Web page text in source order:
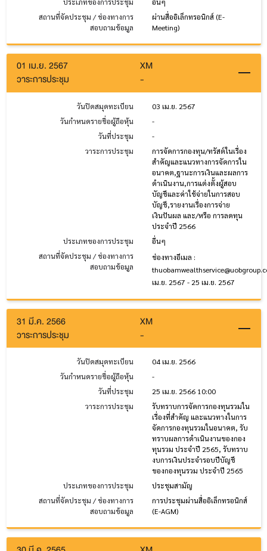
สถานที่จัดประชุม / ช่องทางการ
สอบถามข้อมูล
ผ่านสื่ออิเล็กทรอนิกส์ (E-
Meeting)
01 เม.ย. 2567
XM
วาระการประชุม
-
วันปิดสมุดทะเบียน
03 เม.ย. 2567
วันกำหนดรายชื่อผู้ถือหุ้น
-
วันที่ประชุม
-
วาระการประชุม
การจัดการกองทุน/ทรัสต์ในเรื่อง
สำคัญและแนวทางการจัดการใน
อนาคต,ฐานะการเงินและผลการ
ดำเนินงาน,การแต่งตั้งผู้สอบ
บัญชีและค่าใช้จ่ายในการสอบ
บัญชี,รายงานเรื่องการจ่าย
เงินปันผล และ/หรือ การลดทุน
ประจำปี 2566
ประเภทของการประชุม
อื่นๆ
สถานที่จัดประชุม / ช่องทางการ
สอบถามข้อมูล
ช่องทางอีเมล :
เม.ย. 2567 - 25 เม.ย. 2567
31 มี.ค. 2566
XM
วาระการประชุม
-
วันปิดสมุดทะเบียน
04 เม.ย. 2566
วันกำหนดรายชื่อผู้ถือหุ้น
-
วันที่ประชุม
25 เม.ย. 2566 10:00
วาระการประชุม
รับทราบการจัดการกองทุนรวมใน
เรื่องที่สำคัญ และแนวทางในการ
จัดการกองทุนรวมในอนาคต, รับ
ทราบผลการดำเนินงานของกอง
ทุนรวม ประจำปี 2565, รับทราบ
งบการเงินประจำรอบปีบัญชี
ของกองทุนรวม ประจำปี 2565
ประเภทของการประชุม
ประชุมสามัญ
สถานที่จัดประชุม / ช่องทางการ
สอบถามข้อมูล
การประชุมผ่านสื่ออิเล็กทรอนิกส์
(E-AGM)